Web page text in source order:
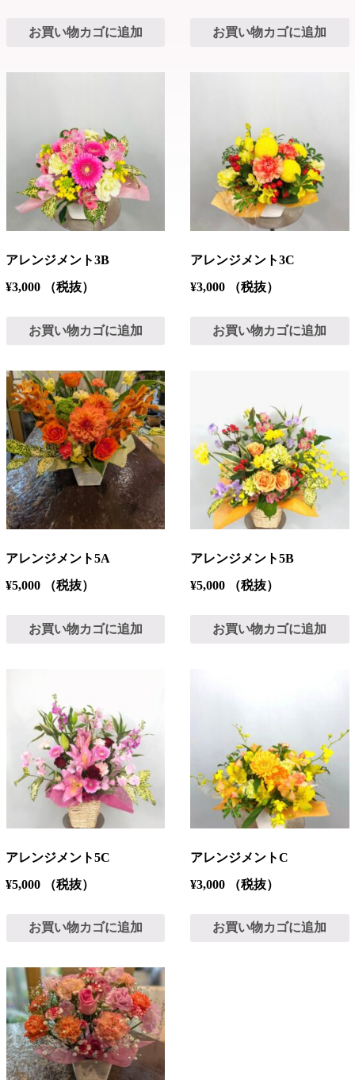
お買い物カゴに追加 お買い物カゴに追加
アレンジメント3B
¥3,000 （税抜）
お買い物カゴに追加
アレンジメント3C
¥3,000 （税抜）
お買い物カゴに追加
アレンジメント5A
¥5,000 （税抜）
お買い物カゴに追加
アレンジメント5B
¥5,000 （税抜）
お買い物カゴに追加
アレンジメント5C
¥5,000 （税抜）
お買い物カゴに追加
アレンジメントC
¥3,000 （税抜）
お買い物カゴに追加